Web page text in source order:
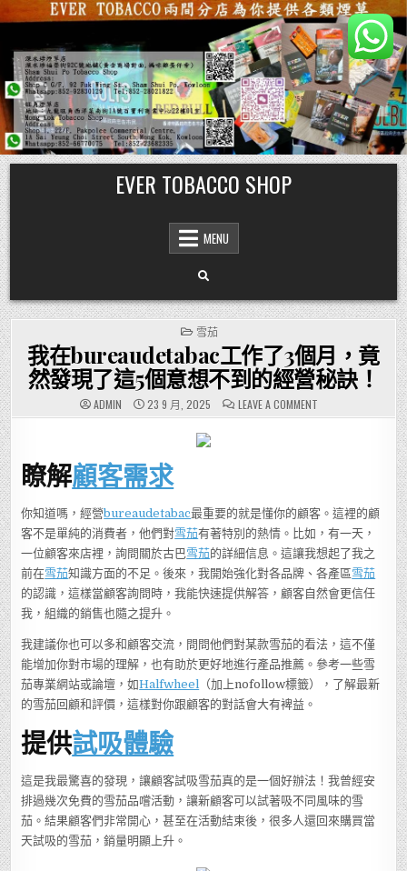
Skip
to
content
EVER TOBACCO SHOP
MENU
POSTED
IN
雪茄
我在bureaudetabac工作了3個月，竟
然發現了這5個意想不到的經營秘訣！
ADMIN 23 9 月, 2025 LEAVE A COMMENT
我
竟
然
發
現
了
這
5
個
意
的
經
營
訣！
瞭解顧客需求
你知道嗎，經營bureaudetabac最重要的就是懂你的顧客。這裡的顧
客不是單純的消費者，他們對雪茄有著特別的熱情。比如，有一天，
一位顧客來店裡，詢問關於古巴雪茄的詳細信息。這讓我想起了我之
前在雪茄知識方面的不足。後來，我開始強化對各品牌、各產區雪茄
的認識，這樣當顧客詢問時，我能快速提供解答，顧客自然會更信任
我，組織的銷售也隨之提升。
我建議你也可以多和顧客交流，問問他們對某款雪茄的看法，這不僅
能增加你對市場的理解，也有助於更好地進行產品推薦。參考一些雪
茄專業網站或論壇，如Halfwheel
（加上nofollow標籤），了解最新
的雪茄回顧和評價，這樣對你跟顧客的對話會大有裨益。
提供試吸體驗
這是我最驚喜的發現，讓顧客試吸雪茄真的是一個好辦法！我曾經安
排過幾次免費的雪茄品嚐活動，讓新顧客可以試著吸不同風味的雪
茄。結果顧客們非常開心，甚至在活動結束後，很多人還回來購買當
天試吸的雪茄，銷量明顯上升。